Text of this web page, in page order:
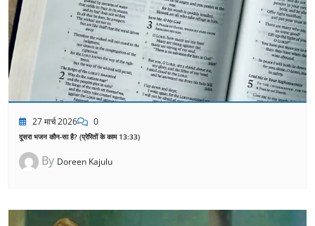
27 मार्च 2026 0
दूसरा भजन कौन-सा है? (प्रेरितों के काम 13:33)
By Doreen Kajulu